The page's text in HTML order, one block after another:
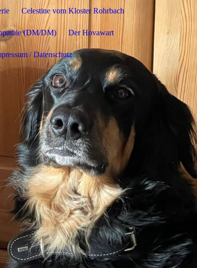
Celestine vom Kloster Rohrbach
(DM/DM) Der Hovawart
/ Datenschutz